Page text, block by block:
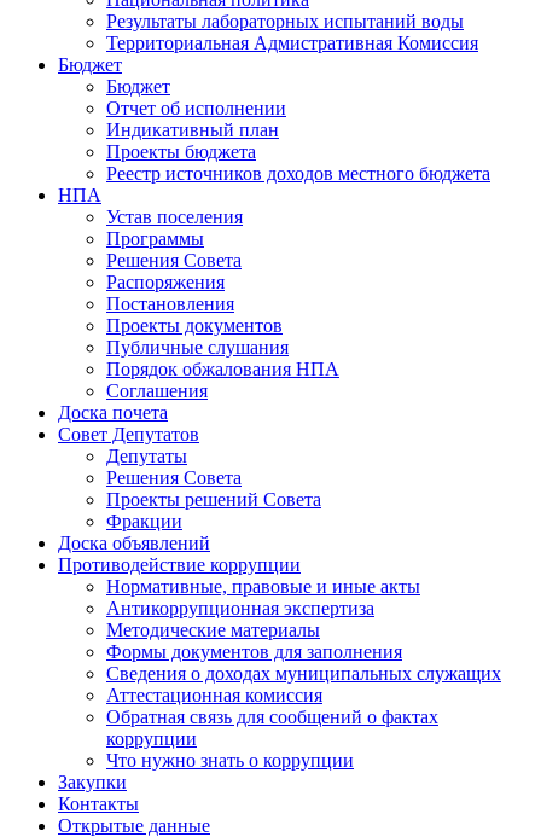
Результаты лабораторных испытаний воды
Территориальная Адмистративная Комиссия
Бюджет
Бюджет
Отчет об исполнении
Индикативный план
Проекты бюджета
Реестр источников доходов местного бюджета
НПА
Устав поселения
Программы
Решения Совета
Распоряжения
Постановления
Проекты документов
Публичные слушания
Порядок обжалования НПА
Соглашения
Доска почета
Совет Депутатов
Депутаты
Решения Совета
Проекты решений Совета
Фракции
Доска объявлений
Противодействие коррупции
Нормативные, правовые и иные акты
Антикоррупционная экспертиза
Методические материалы
Формы документов для заполнения
Сведения о доходах муниципальных служащих
Аттестационная комиссия
Обратная связь для сообщений о фактах
коррупции
Что нужно знать о коррупции
Закупки
Контакты
Открытые данные